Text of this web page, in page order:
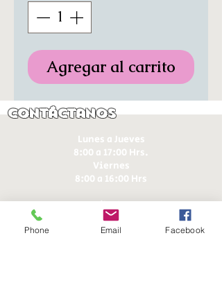
Agregar al carrito
Contáctanos
Lunes a Jueves
8:00 a 17:00 Hrs.
Viernes
8:00 a 16:00 Hrs​
Sábados
9:00 a 16:30 Hrs
Domingos
Phone Email Facebook